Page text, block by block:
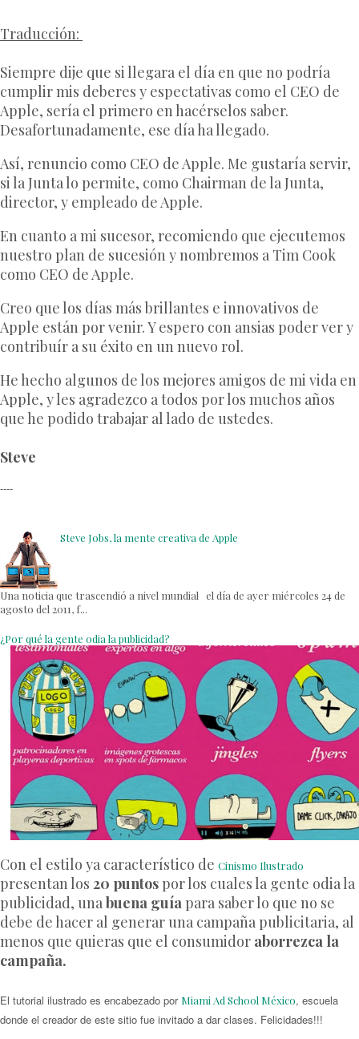
Traducción:
Siempre dije que si llegara el día en que no podría
cumplir mis deberes y espectativas como el CEO de
Apple, sería el primero en hacérselos saber.
Desafortunadamente, ese día ha llegado.
Así, renuncio como CEO de Apple. Me gustaría servir,
si la Junta lo permite, como Chairman de la Junta,
director, y empleado de Apple.
En cuanto a mi sucesor, recomiendo que ejecutemos
nuestro plan de sucesión y nombremos a Tim Cook
como CEO de Apple.
Creo que los días más brillantes e innovativos de
Apple están por venir. Y espero con ansias poder ver y
contribuír a su éxito en un nuevo rol.
He hecho algunos de los mejores amigos de mi vida en
Apple, y les agradezco a todos por los muchos años
que he podido trabajar al lado de ustedes.
Steve
----
Steve Jobs, la mente creativa de Apple
Una noticia que trascendió a nivel mundial el día de ayer miércoles 24 de
agosto del 2011, f...
¿Por qué la gente odia la publicidad?
Con el estilo ya característico de Cinismo Ilustrado
presentan los 20 puntospor los cuales la gente odia la
publicidad, unabuena guíapara saber lo que no se
debe de hacer al generar una campaña publicitaria, al
menos que quieras que el consumidor aborrezca la
campaña.
El tutorial ilustrado es encabezado por Miami Ad School México, escuela
donde el creador de este sitio fue invitado a dar clases. Felicidades!!!